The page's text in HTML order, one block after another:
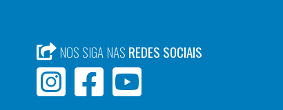
NOS SIGA NAS REDES SOCIAIS